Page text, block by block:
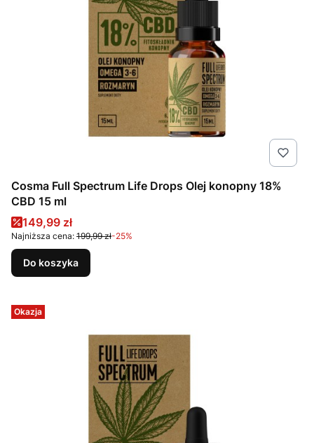
Cosma Full Spectrum Life Drops Olej konopny 18%
CBD 15 ml
Cena promocyjna
149,99 zł
Najniższa cena: 199,99 zł-25%
Do koszyka
Okazja